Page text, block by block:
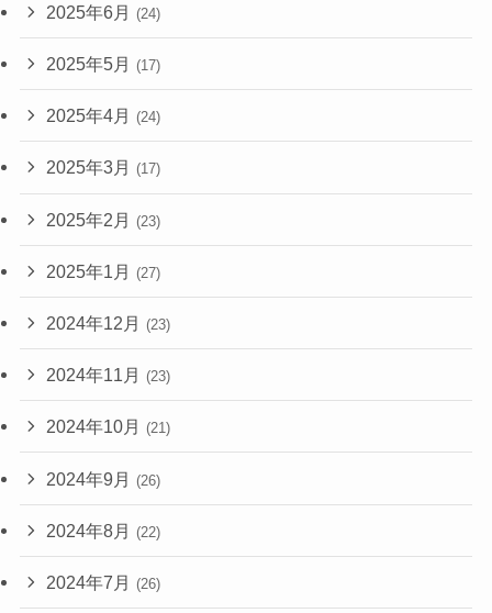
2025年6月 (24)
2025年5月 (17)
2025年4月 (24)
2025年3月 (17)
2025年2月 (23)
2025年1月 (27)
2024年12月 (23)
2024年11月 (23)
2024年10月 (21)
2024年9月 (26)
2024年8月 (22)
2024年7月 (26)